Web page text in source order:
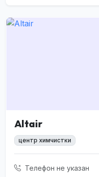
Altair
центр химчистки
Телефон не указан